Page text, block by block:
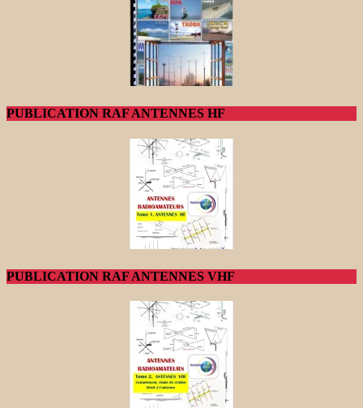
PUBLICATION RAF ANTENNES HF
PUBLICATION RAF ANTENNES VHF